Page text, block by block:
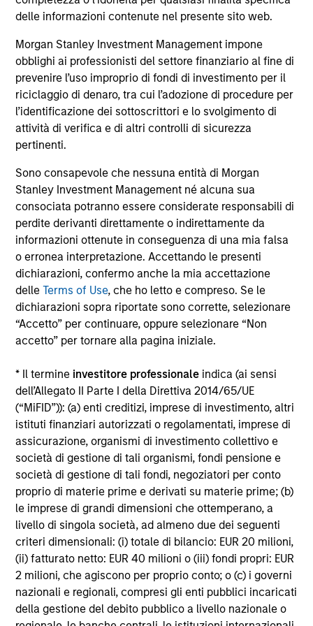
delle informazioni contenute nel presente sito web.
Morgan Stanley Investment Management impone
obblighi ai professionisti del settore finanziario al fine di
prevenire l’uso improprio di fondi di investimento per il
riciclaggio di denaro, tra cui l’adozione di procedure per
l’identificazione dei sottoscrittori e lo svolgimento di
attività di verifica e di altri controlli di sicurezza
pertinenti.
Sono consapevole che nessuna entità di Morgan
Stanley Investment Management né alcuna sua
consociata potranno essere considerate responsabili di
perdite derivanti direttamente o indirettamente da
informazioni ottenute in conseguenza di una mia falsa
o erronea interpretazione. Accettando le presenti
dichiarazioni, confermo anche la mia accettazione
delleTerms of Use, che ho letto e compreso. Se le
dichiarazioni sopra riportate sono corrette, selezionare
“Accetto” per continuare, oppure selezionare “Non
accetto” per tornare alla pagina iniziale.
* Il termine investitore professionale indica (ai sensi
dell’Allegato II Parte I della Direttiva 2014/65/UE
(“MiFID”)): (a) enti creditizi, imprese di investimento, altri
istituti finanziari autorizzati o regolamentati, imprese di
assicurazione, organismi di investimento collettivo e
società di gestione di tali organismi, fondi pensione e
società di gestione di tali fondi, negoziatori per conto
proprio di materie prime e derivati su materie prime; (b)
le imprese di grandi dimensioni che ottemperano, a
livello di singola società, ad almeno due dei seguenti
criteri dimensionali: (i) totale di bilancio: EUR 20 milioni,
(ii) fatturato netto: EUR 40 milioni o (iii) fondi propri: EUR
2 milioni, che agiscono per proprio conto; o (c) i governi
nazionali e regionali, compresi gli enti pubblici incaricati
della gestione del debito pubblico a livello nazionale o
all’emissione e al rimborso delle azioni. La fonte di tutti i
Investment Management Limited (“MSIM Ltd”).
Il valore degli investimenti e i proventi da essi derivanti
possono aumentare come diminuire e un investitore può
non
recuperare l'importo investito.
I dati di performance per i comparti con track record
inferiore a un anno non sono illustrati. Le performance sono
calcolate al netto delle commissioni. I dati di performance
da inizio anno non sono annualizzati. Le performance di
altre classi di azioni, se disponibili, potrebbero essere
diverse. Prima di investire si consiglia di valutare
attentamente gli obiettivi d’investimento, i rischi, le
commissioni e le spese del comparto.
Il ricorso alla leva aumenta i rischi: una variazione
relativamente contenuta nel valore di un investimento può
determinare una variazione molto più elevata, sia in senso
positivo che negativo, nel valore di quell’investimento e, di
conseguenza, nel valore del Comparto.
Alcuni documenti disponibili in questo sito possono
riguardare più comparti della gamma Morgan Stanley
sono disponibili in tutte le giurisdizioni e che i comparti non
sono disponibili per le persone residenti nelle giurisdizioni
in cui tale distribuzione o disponibilità sia contraria alle
leggi o ai regolamenti locali.
Più alta è la categoria (1-7), maggiore è il potenziale di
rendimento, ma anche il rischio di perdere l’investimento.
La categoria 1 non indica un investimento privo di rischio. Si
rimanda al Documento contenente informazioni chiave per
gli investitori (KIID), nella sezione Risorse, per il rating di
rischio specifico per le classi di azioni e le avvertenze.
Il Morningstar Rating™, o “star rating” viene calcolato per i
prodotti gestiti (inclusi fondi comuni, sottoconti di rendite
variabili e polizze vita variabili, exchange-traded fund, fondi
chiusi e conti separati) con uno storico minimo di tre anni.
Gli exchange-traded fund e i fondi comuni aperti sono
considerati come un’unica categoria a fini comparativi. Il
rating viene calcolato sulla base di una misura del